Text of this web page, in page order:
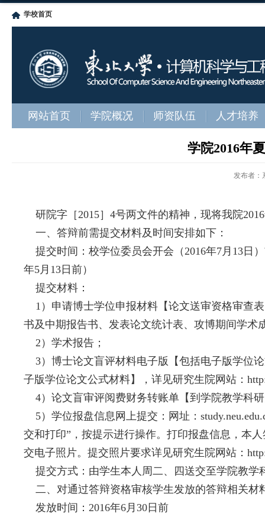
学校首页
网站首页 学院概况 师资队伍 人才培养
学院2016年
发布者：
研院字［2015］4号两文件的精神，现将我院
一、答辩前需提交材料及时间安排如下：
提交时间：校学位委员会开会（2016年7月13日
年5月13日前）
提交材料：
1）申请博士学位申报材料【论文送审资格审查
书及中期报告书、发表论文统计表、攻博期间学术
2）学术报告；
3）博士论文盲评材料电子版【包括电子版学位
子版学位论文公式材料】，详见研究生院网站：
4）论文盲审评阅费财务转账单【到学院教学科
5）学位报盘信息网上提交：网址：
交和打印”，按提示进行操作。打印报盘信息，本
交电子照片。提交照片要求详见研究生院网站：
提交方式：由学生本人周二、四送交至学院教学
二、对通过答辩资格审核学生发放的答辩相关材
发放时间：2016年6月30日前